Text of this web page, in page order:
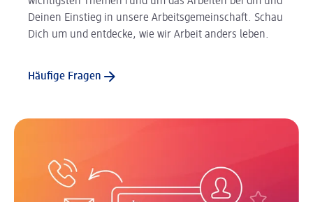
Deinen Einstieg in unsere Arbeitsgemeinschaft. Schau
Dich um und entdecke, wie wir Arbeit anders leben.
Häufige Fragen